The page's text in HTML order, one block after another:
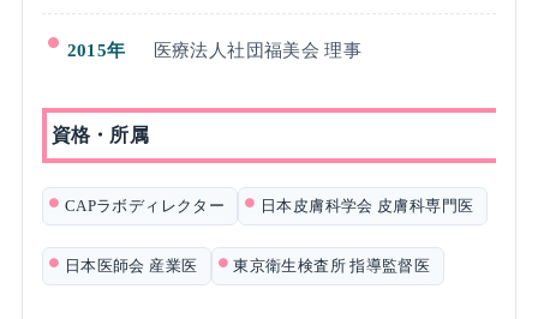
2015年 医療法人社団福美会 理事
資格・所属
CAPラボディレクター 日本皮膚科学会 皮膚科専門医
日本医師会 産業医 東京衛生検査所 指導監督医